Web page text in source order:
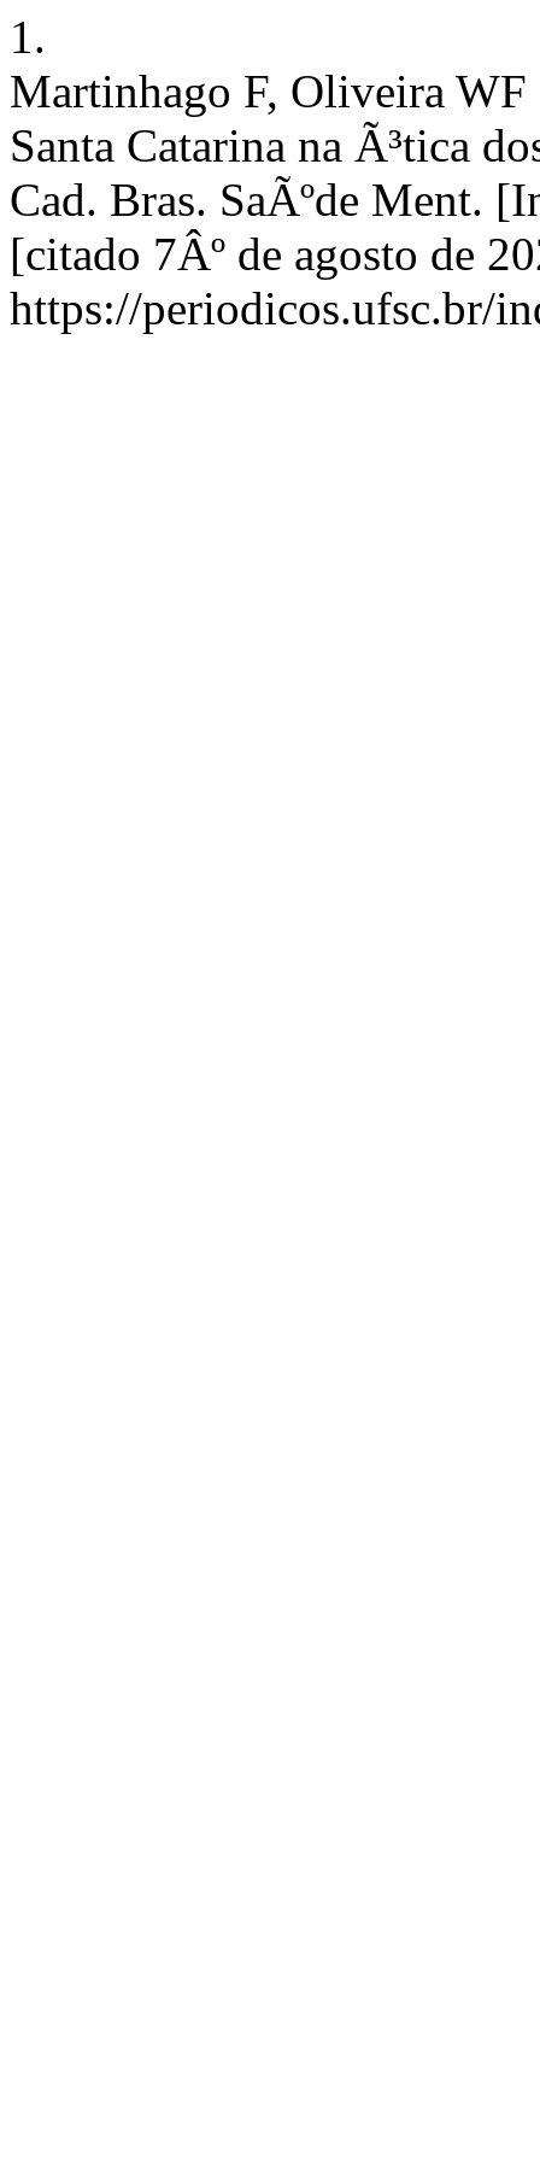
1.
Martinhago F, Oliveira WF
Santa Catarina na Ã³tica
Cad. Bras. SaÃºde Ment.
[citado 7Âº de agosto de
https://periodicos.ufsc.br/